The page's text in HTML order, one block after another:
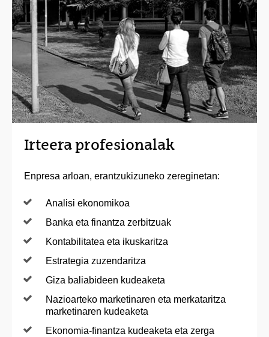
Irteera profesionalak
Enpresa arloan, erantzukizuneko zereginetan:
Analisi ekonomikoa
Banka eta finantza zerbitzuak
Kontabilitatea eta ikuskaritza
Estrategia zuzendaritza
Giza baliabideen kudeaketa
Nazioarteko marketinaren eta merkataritza
marketinaren kudeaketa
Ekonomia-finantza kudeaketa eta zerga